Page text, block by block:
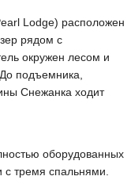
Lodge) расположен
рядом с
окружен лесом и
подъемника,
Снежанка ходит
оборудованных
тремя спальнями.